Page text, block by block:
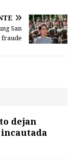
San
fraude
dejan